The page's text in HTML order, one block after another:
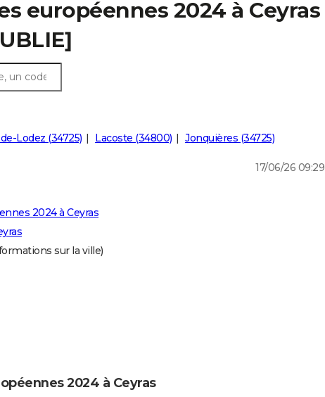
européennes 2024 à Ceyras
Lodez (34725) Lacoste (34800) Jonquières (34725)
17/06/26 09:29
2024 à Ceyras
sur la ville)
2024 à Ceyras